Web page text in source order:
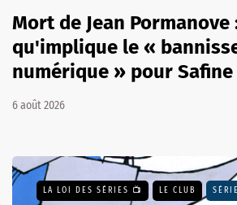
Mort de Jean Pormanove
qu'implique le «
numérique » pour
6 août 2026
LA LOI DES SÉRIES 📺 LE CLUB